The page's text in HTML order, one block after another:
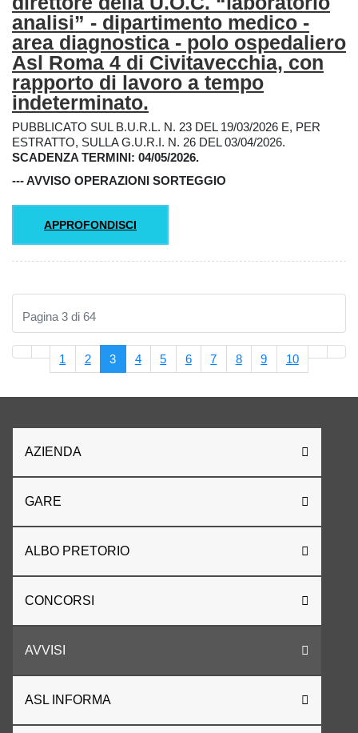
analisi” - dipartimento medico -
area diagnostica - polo ospedaliero
Asl Roma 4 di Civitavecchia, con
rapporto di lavoro a tempo
indeterminato.
PUBBLICATO SUL B.U.R.L. N. 23 DEL 19/03/2026 E, PER
ESTRATTO, SULLA G.U.R.I. N. 26 DEL 03/04/2026.
SCADENZA TERMINI: 04/05/2026.
--- AVVISO OPERAZIONI SORTEGGIO
APPROFONDISCI
Pagina 3 di 64
1 2 3 4 5 6 7 8 9 10
AZIENDA
GARE
ALBO PRETORIO
CONCORSI
AVVISI
ASL INFORMA